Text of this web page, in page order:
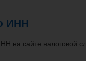
ИНН
на сайте